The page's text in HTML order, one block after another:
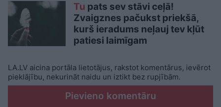
Tu pats sev stāvi ceļā!
Zvaigznes pačukst priekšā,
kurš ieradums neļauj tev kļūt
patiesi laimīgam
LA.LV aicina portāla lietotājus, rakstot komentārus, ievērot
pieklājību, nekurināt naidu un iztikt bez rupjībām.
Pievieno komentāru